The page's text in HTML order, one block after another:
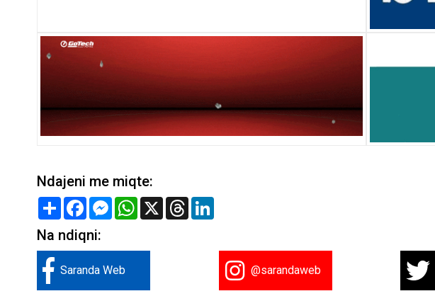
Ndajeni me miqte:
Share FacebookMessenger
WhatsApp
X Threads
Na ndiqni:
Saranda Web @sarandaweb